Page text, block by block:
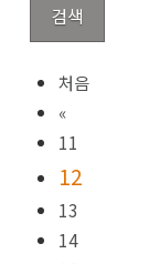
검색
처음
«
11
12
13
14